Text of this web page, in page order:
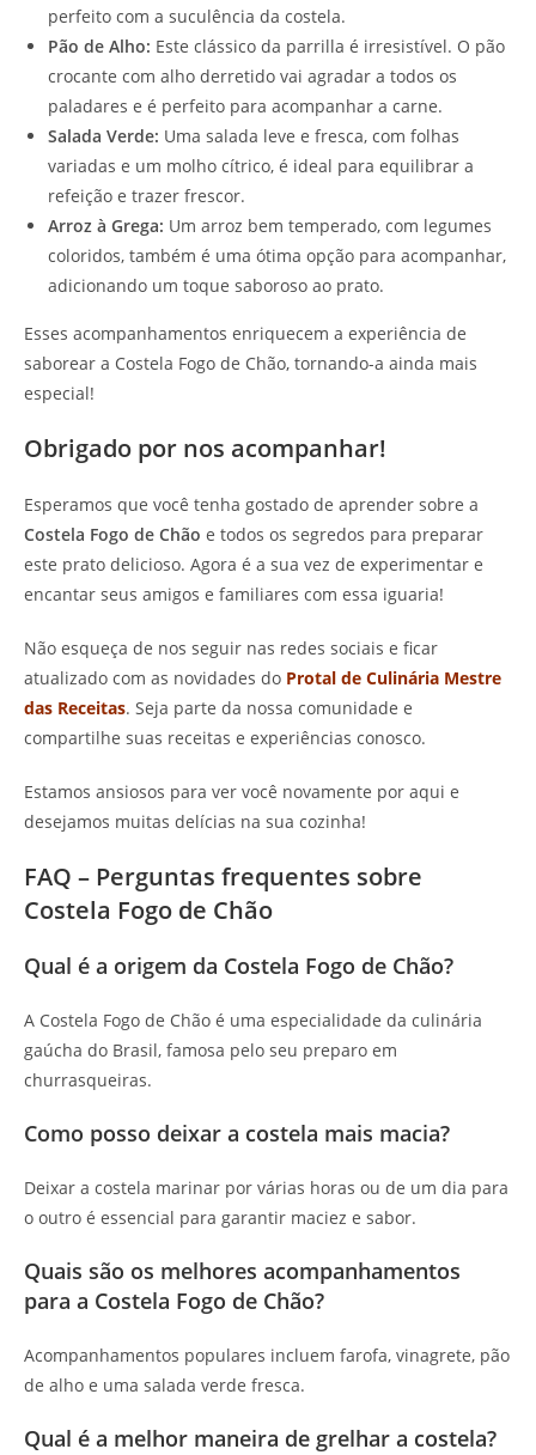
perfeito com a suculência da costela.
Pão de Alho: Este clássico da parrilla é irresistível. O pão
crocante com alho derretido vai agradar a todos os
paladares e é perfeito para acompanhar a carne.
Salada Verde: Uma salada leve e fresca, com folhas
variadas e um molho cítrico, é ideal para equilibrar a
refeição e trazer frescor.
Arroz à Grega: Um arroz bem temperado, com legumes
coloridos, também é uma ótima opção para acompanhar,
adicionando um toque saboroso ao prato.
Esses acompanhamentos enriquecem a experiência de
saborear a Costela Fogo de Chão, tornando-a ainda mais
especial!
Obrigado por nos acompanhar!
Esperamos que você tenha gostado de aprender sobre a
Costela Fogo de Chão e todos os segredos para preparar
este prato delicioso. Agora é a sua vez de experimentar e
encantar seus amigos e familiares com essa iguaria!
Não esqueça de nos seguir nas redes sociais e ficar
atualizado com as novidades do Protal de Culinária Mestre
das Receitas. Seja parte da nossa comunidade e
compartilhe suas receitas e experiências conosco.
Estamos ansiosos para ver você novamente por aqui e
desejamos muitas delícias na sua cozinha!
FAQ – Perguntas frequentes sobre
Costela Fogo de Chão
Qual é a origem da Costela Fogo de Chão?
A Costela Fogo de Chão é uma especialidade da culinária
gaúcha do Brasil, famosa pelo seu preparo em
churrasqueiras.
Como posso deixar a costela mais macia?
Deixar a costela marinar por várias horas ou de um dia para
o outro é essencial para garantir maciez e sabor.
Quais são os melhores acompanhamentos
para a Costela Fogo de Chão?
Acompanhamentos populares incluem farofa, vinagrete, pão
de alho e uma salada verde fresca.
Qual é a melhor maneira de grelhar a costela?